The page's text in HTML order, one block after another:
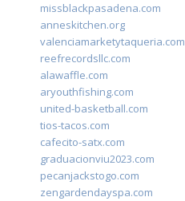
missblackpasadena.com
anneskitchen.org
valenciamarketytaqueria.com
reefrecordsllc.com
alawaffle.com
aryouthfishing.com
united-basketball.com
tios-tacos.com
cafecito-satx.com
graduacionviu2023.com
pecanjackstogo.com
zengardendayspa.com